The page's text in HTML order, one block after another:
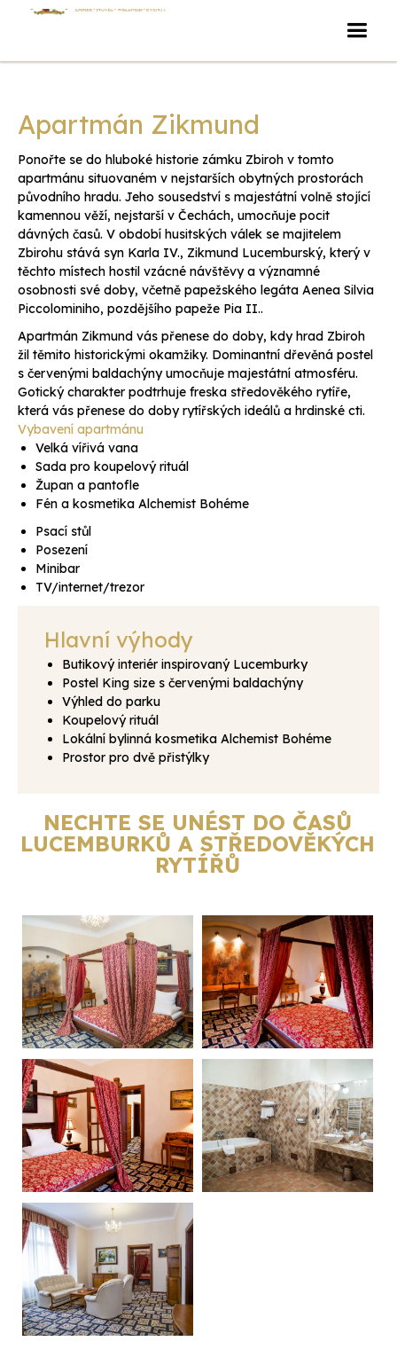
Apartmán Zikmund
Ponořte se do hluboké historie zámku Zbiroh v tomto
apartmánu situovaném v nejstarších obytných prostorách
původního hradu. Jeho sousedství s majestátní volně stojící
kamennou věží, nejstarší v Čechách, umocňuje pocit
dávných časů. V období husitských válek se majitelem
Zbirohu stává syn Karla IV., Zikmund Lucemburský, který v
těchto místech hostil vzácné návštěvy a významné
osobnosti své doby, včetně papežského legáta Aenea Silvia
Piccolominiho, pozdějšího papeže Pia II..
Apartmán Zikmund vás přenese do doby, kdy hrad Zbiroh
žil těmito historickými okamžiky. Dominantní dřevěná postel
s červenými baldachýny umocňuje majestátní atmosféru.
Gotický charakter podtrhuje freska středověkého rytíře,
která vás přenese do doby rytířských ideálů a hrdinské cti.
Vybavení apartmánu
Velká vířivá vana
Sada pro koupelový rituál
Župan a pantofle
Fén a kosmetika Alchemist Bohéme
Psací stůl
Posezení
Minibar
TV/internet/trezor
Hlavní výhody
Butikový interiér inspirovaný Lucemburky
Postel King size s červenými baldachýny
Výhled do parku
Koupelový rituál
Lokální bylinná kosmetika Alchemist Bohéme
Prostor pro dvě přistýlky
NECHTE SE UNÉST DO ČASŮ
LUCEMBURKŮ A STŘEDOVĚKÝCH
RYTÍŘŮ